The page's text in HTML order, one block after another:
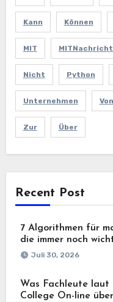
Kann Können
MIT
Nicht Python
Unternehmen Von
Zur Über
Recent Post
7 Algorithmen für
die immer noch
Juli 30, 2026
Was Fachleute
College On-line